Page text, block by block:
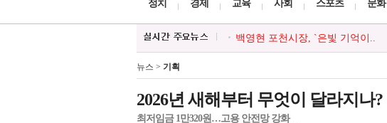
정치 경제 교육 사회 스포츠 문화
백영현 포천시장, `은빛 기억이..
포천시 청소년봉사단과 함께하는..
포천소방서, 소방시설 등 신고포..
포천시, 여름철 물놀이 안전사고..
뉴스 > 기획
2026년 새해부터 무엇이 달라지나?
최저임금 1만320원…고용 안전망 강화